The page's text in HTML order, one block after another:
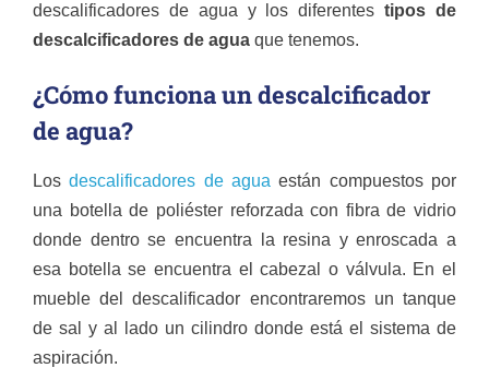
descalificadores de agua y los diferentestipos de
descalcificadores de agua que tenemos.
¿Cómo funciona un descalcificador
de agua?
Losdescalificadores de agua están compuestos por
una botella de poliéster reforzada con fibra de vidrio
donde dentro se encuentra la resina y enroscada a
esa botella se encuentra el cabezal o válvula. En el
mueble del descalificador encontraremos un tanque
de sal y al lado un cilindro donde está el sistema de
aspiración.